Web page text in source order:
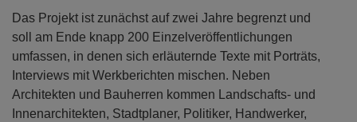
Das Projekt ist zunächst auf zwei Jahre begrenzt und
soll am Ende knapp 200 Einzelveröffentlichungen
umfassen, in denen sich erläuternde Texte mit Porträts,
Interviews mit Werkberichten mischen. Neben
Architekten und Bauherren kommen Landschafts- und
Innenarchitekten, Stadtplaner, Politiker, Handwerker,